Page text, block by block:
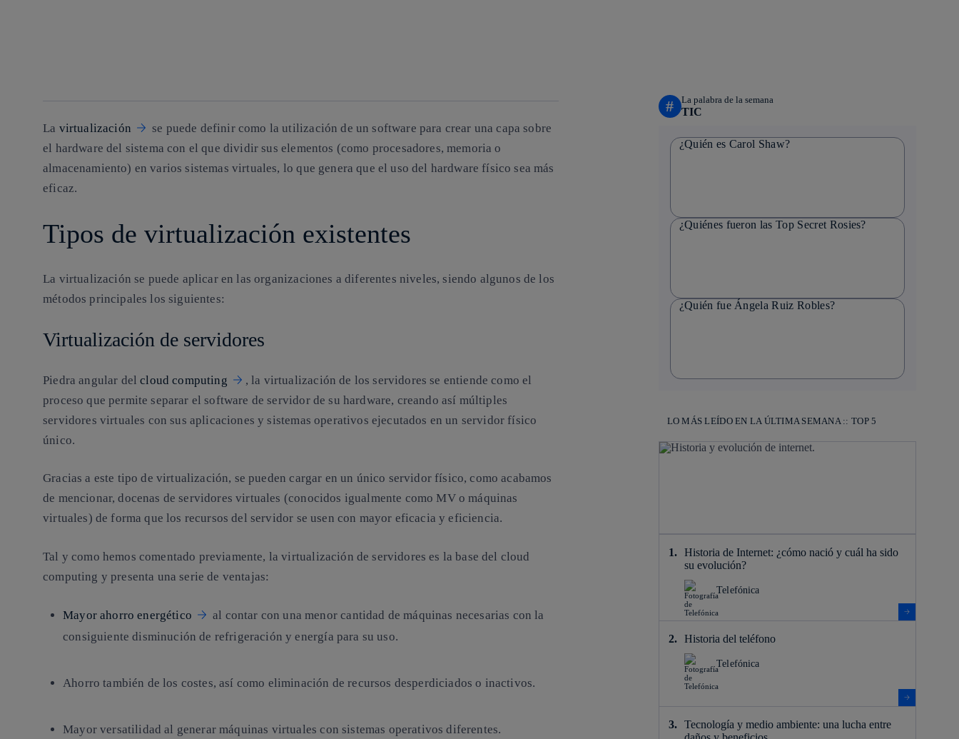
La virtualización
se puede definir como la utilización de un software para crear una capa sobre
el hardware del sistema con el que dividir sus elementos (como procesadores, memoria o
almacenamiento) en varios sistemas virtuales, lo que genera que el uso del hardware físico sea más
eficaz.
Tipos de virtualización existentes
La virtualización se puede aplicar en las organizaciones a diferentes niveles, siendo algunos de los
métodos principales los siguientes:
Virtualización de servidores
Piedra angular delcloud computing
, la virtualización de los servidores se entiende como el
proceso que permite separar el software de servidor de su hardware, creando así múltiples
servidores virtuales con sus aplicaciones y sistemas operativos ejecutados en un servidor físico
único.
Gracias a este tipo de virtualización, se pueden cargar en un único servidor físico, como acabamos
de mencionar, docenas de servidores virtuales (conocidos igualmente como MV o máquinas
virtuales) de forma que los recursos del servidor se usen con mayor eficacia y eficiencia.
Tal y como hemos comentado previamente, la virtualización de servidores es la base del cloud
computing y presenta una serie de ventajas:
Mayor ahorro energético
al contar con una menor cantidad de máquinas necesarias con la
consiguiente disminución de refrigeración y energía para su uso.
Ahorro también de los costes, así como eliminación de recursos desperdiciados o inactivos.
Mayor versatilidad al generar máquinas virtuales con sistemas operativos diferentes.
# La palabra de la semana
TIC
¿Quién es Carol Shaw?
¿Quiénes fueron las Top Secret Rosies?
¿Quién fue Ángela Ruiz Robles?
LO MÁS LEÍDO EN LA ÚLTIMA SEMANA :: TOP 5
Historia de Internet: ¿cómo nació y cuál ha sido
su evolución?
Telefónica
Historia del teléfono
Telefónica
Tecnología y medio ambiente: una lucha entre